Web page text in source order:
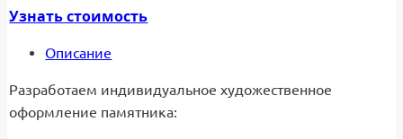
Узнать стоимость
Описание
Разработаем индивидуальное художественное
оформление памятника: